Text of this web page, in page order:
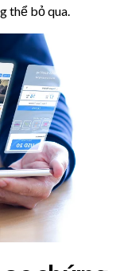
thể bỏ qua.